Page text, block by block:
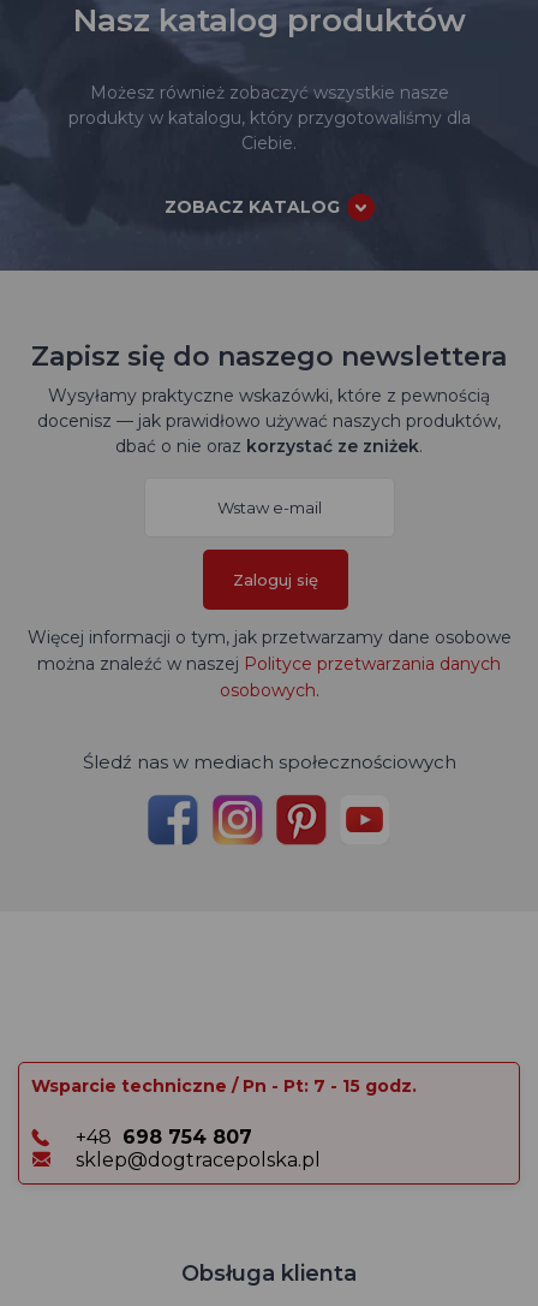
Nasz katalog produktów
Możesz również zobaczyć wszystkie nasze
produkty w katalogu, który przygotowaliśmy dla
Ciebie.
ZOBACZ KATALOG
Zapisz się do naszego newslettera
Wysyłamy praktyczne wskazówki, które z pewnością
docenisz — jak prawidłowo używać naszych produktów,
dbać o nie oraz korzystać ze zniżek.
Zaloguj się
Więcej informacji o tym, jak przetwarzamy dane osobowe
można znaleźć w naszej Polityce przetwarzania danych
osobowych.
Śledź nas w mediach społecznościowych
Wsparcie techniczne / Pn - Pt: 7 - 15 godz.
+48 698 754 807
sklep@dogtracepolska.pl
Obsługa klienta